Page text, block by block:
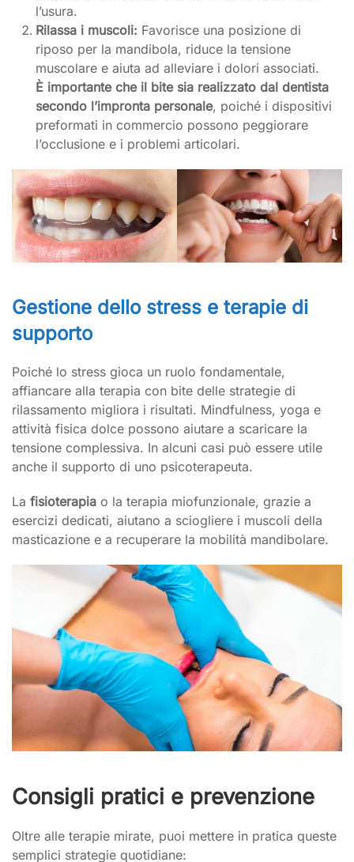
l’usura.
Rilassa i muscoli: Favorisce una posizione di
riposo per la mandibola, riduce la tensione
muscolare e aiuta ad alleviare i dolori associati.
È importante che il bite sia realizzato dal dentista
secondo l’impronta personale, poiché i dispositivi
preformati in commercio possono peggiorare
l’occlusione e i problemi articolari.
Gestione dello stress e terapie di
supporto
Poiché lo stress gioca un ruolo fondamentale,
affiancare alla terapia con bite delle strategie di
rilassamento migliora i risultati. Mindfulness, yoga e
attività fisica dolce possono aiutare a scaricare la
tensione complessiva. In alcuni casi può essere utile
anche il supporto di uno psicoterapeuta.
La fisioterapia o la terapia miofunzionale, grazie a
esercizi dedicati, aiutano a sciogliere i muscoli della
masticazione e a recuperare la mobilità mandibolare.
Consigli pratici e prevenzione
Oltre alle terapie mirate, puoi mettere in pratica queste
semplici strategie quotidiane: